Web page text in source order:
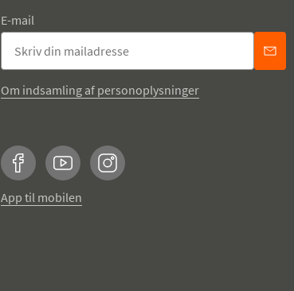
E-mail
Om indsamling af personoplysninger
FacebookYouTubeInstagram
App til mobilen